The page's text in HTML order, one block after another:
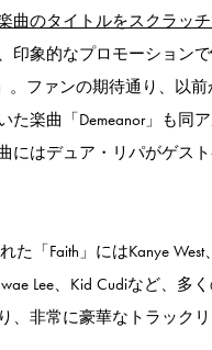
曲のタイトルをスクラッ
印象的なプロモーション
。ファンの期待通り、以
た楽曲「Demeanor」も同
にはデュア・リパがゲス
「Faith」にはKanye West
Lee、Kid Cudiなど、多
、非常に豪華なトラック